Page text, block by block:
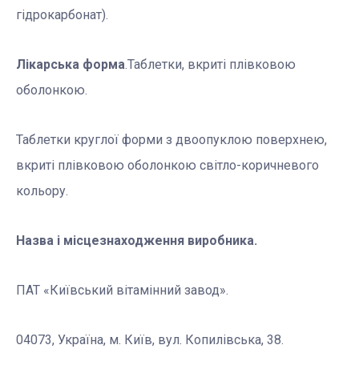
гідрокарбонат).
Лікарська форма.Таблетки, вкриті плівковою
оболонкою.
Таблетки круглої форми з двоопуклою поверхнею,
вкриті плівковою оболонкою світло-коричневого
кольору.
Назва і місцезнаходження виробника.
ПАТ «Київський вітамінний завод».
04073, Україна, м. Київ, вул. Копилівська, 38.